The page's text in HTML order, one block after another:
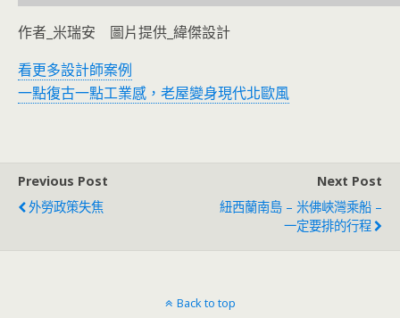
作者_米瑞安 圖片提供_緯傑設計
看更多設計師案例
一點復古一點工業感，老屋變身現代北歐風
Previous Post
外勞政策失焦
Next Post
紐西蘭南島 – 米佛峽灣乘船 –
一定要排的行程
Back to top